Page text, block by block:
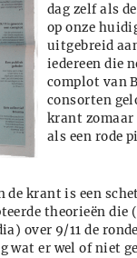
dag zelf als
op onze
uitgebreid
iedereen die
complot van
consorten
krant zomaar
als een rode
de krant is een
theorieën
over 9/11 de
wat er wel of niet